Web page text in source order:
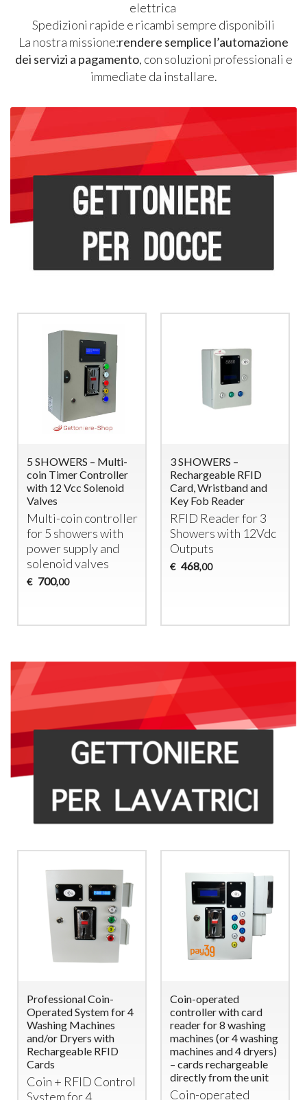
elettrica
Spedizioni rapide e ricambi sempre disponibili
La nostra missione:rendere semplice l’automazione
dei servizi a pagamento, con soluzioni professionali e
immediate da installare.
5 SHOWERS – Multi-
coin Timer Controller
with 12 Vcc Solenoid
Valves
Multi-coin controller
for 5 showers with
power supply and
solenoid valves
€ 700,00
3 SHOWERS –
Rechargeable RFID
Card, Wristband and
Key Fob Reader
RFID Reader for 3
Showers with 12Vdc
Outputs
€ 468,00
Professional Coin-
Operated System for 4
Washing Machines
and/or Dryers with
Rechargeable RFID
Cards
Coin + RFID Control
System for 4
Coin-operated
controller with card
reader for 8 washing
machines (or 4 washing
machines and 4 dryers)
– cards rechargeable
directly from the unit
Coin-operated